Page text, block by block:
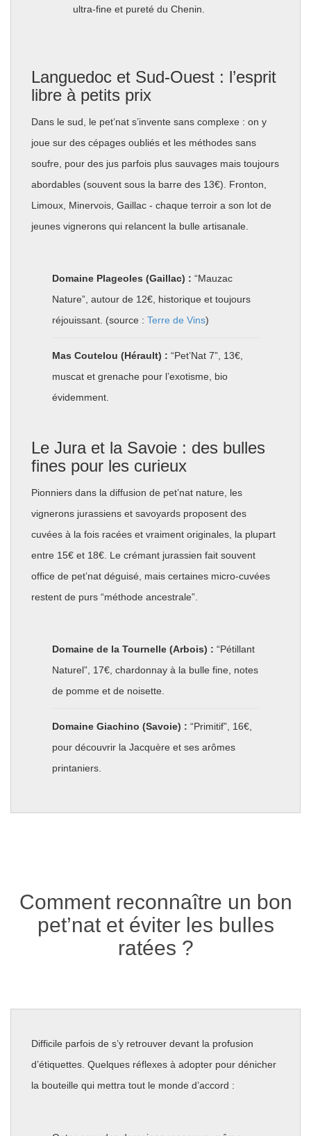
ultra-fine et pureté du Chenin.
Languedoc et Sud-Ouest : l’esprit
libre à petits prix
Dans le sud, le pet’nat s’invente sans complexe : on y
joue sur des cépages oubliés et les méthodes sans
soufre, pour des jus parfois plus sauvages mais toujours
abordables (souvent sous la barre des 13€). Fronton,
Limoux, Minervois, Gaillac - chaque terroir a son lot de
jeunes vignerons qui relancent la bulle artisanale.
Domaine Plageoles (Gaillac) : “Mauzac
Nature”, autour de 12€, historique et toujours
réjouissant. (source : Terre de Vins)
Mas Coutelou (Hérault) : “Pet’Nat 7”, 13€,
muscat et grenache pour l’exotisme, bio
évidemment.
Le Jura et la Savoie : des bulles
fines pour les curieux
Pionniers dans la diffusion de pet’nat nature, les
vignerons jurassiens et savoyards proposent des
cuvées à la fois racées et vraiment originales, la plupart
entre 15€ et 18€. Le crémant jurassien fait souvent
office de pet’nat déguisé, mais certaines micro-cuvées
restent de purs “méthode ancestrale”.
Domaine de la Tournelle (Arbois) : “Pétillant
Naturel”, 17€, chardonnay à la bulle fine, notes
de pomme et de noisette.
Domaine Giachino (Savoie) : “Primitif”, 16€,
pour découvrir la Jacquère et ses arômes
printaniers.
Comment reconnaître un bon
pet’nat et éviter les bulles
ratées ?
Difficile parfois de s’y retrouver devant la profusion
d’étiquettes. Quelques réflexes à adopter pour dénicher
la bouteille qui mettra tout le monde d’accord :